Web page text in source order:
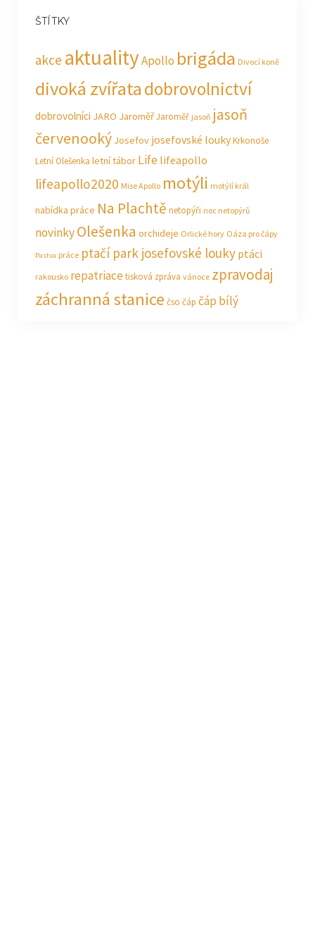
ŠTÍTKY
akce aktualityApollo brigáda Divocí koně
divoká zvířatadobrovolnictví
dobrovolníci JARO JaroměřJaroměř jasoň jasoň
červenooký Josefov josefovské loukyKrkonoše
Letní Olešenka letní tábor Life lifeapollo
lifeapollo2020 Mise Apollo motýli motýlí král
nabídka práce Na Plachtě netopýři noc netopýrů
novinkyOlešenka orchideje Orlické hory Oáza pro čápy
Pastva práce ptačí park josefovské louky ptáci
rakousko repatriacetisková zpráva vánoce zpravodaj
záchranná stanice čso čáp čáp bílý